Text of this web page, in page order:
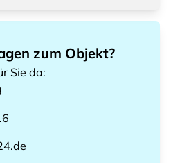
zum Objekt?
Sie da: